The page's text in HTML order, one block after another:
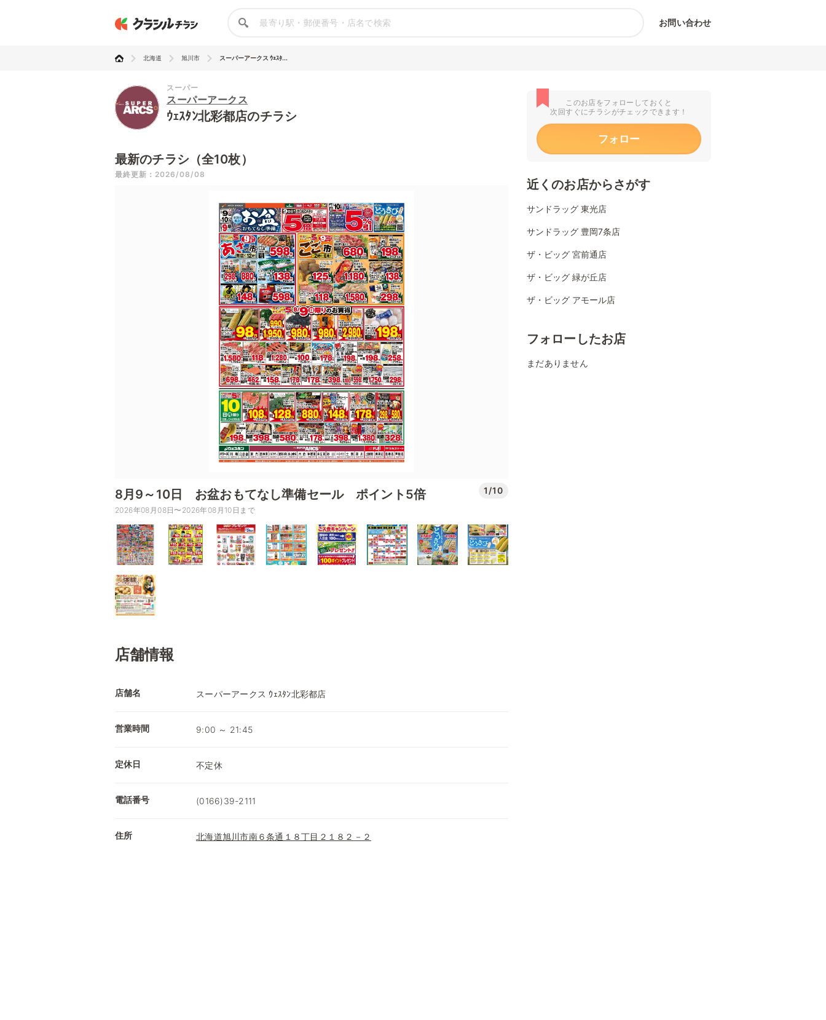
お問い合わせ
北海道 旭川市 スーパーアークス ｳｪｽﾀ...
スーパー
スーパーアークス
ｳｪｽﾀﾝ北彩都店のチラシ
最新のチラシ（全10枚）
最終更新：2026/08/08
8月9～10日 お盆おもてなし準備セール ポイント5倍 1/10
2026年08月08日〜2026年08月10日まで
店舗情報
店舗名 スーパーアークス ｳｪｽﾀﾝ北彩都店
営業時間 9:00 ～ 21:45
定休日 不定休
電話番号 (0166)39-2111
住所 北海道旭川市南６条通１８丁目２１８２－２
このお店をフォローしておくと
次回すぐにチラシがチェックできます！
フォロー
近くのお店からさがす
サンドラッグ 東光店
サンドラッグ 豊岡7条店
ザ・ビッグ 宮前通店
ザ・ビッグ 緑が丘店
ザ・ビッグ アモール店
フォローしたお店
まだありません